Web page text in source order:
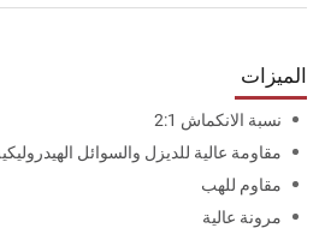
الميزات
نسبة الانكماش 2:1
مقاومة عالية للديزل والسوائل
مقاوم للهب
مرونة عالية